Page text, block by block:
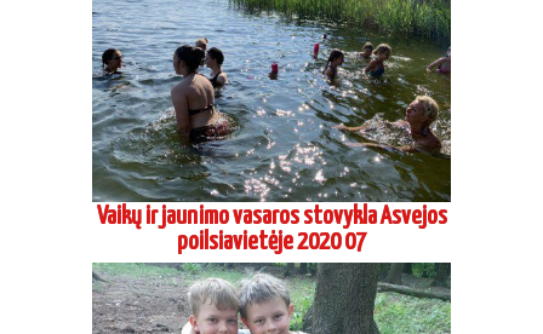
Vaikų ir jaunimo vasaros stovykla Asvejos
poilsiavietėje 2020 07